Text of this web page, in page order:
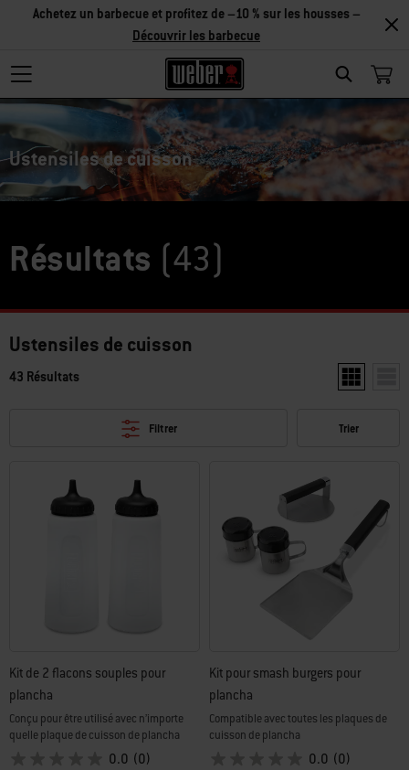
Search
Achetez un barbecue et profitez de –10 % sur les housses –
Découvrir les barbecue
Ustensiles de cuisson
Résultats (43)
Ustensiles de cuisson
43 Résultats Afficher
Filtrer Trier
Kit de 2 flacons souples pour
plancha
Conçu pour être utilisé avec n’importe
quelle plaque de cuisson de plancha
0.0 (0)
Kit pour smash burgers pour
plancha
Compatible avec toutes les plaques de
cuisson de plancha
0.0 (0)